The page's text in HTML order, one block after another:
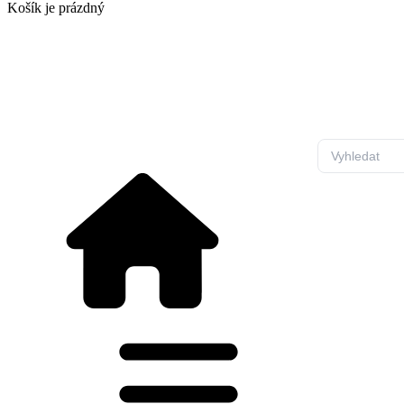
Košík je prázdný